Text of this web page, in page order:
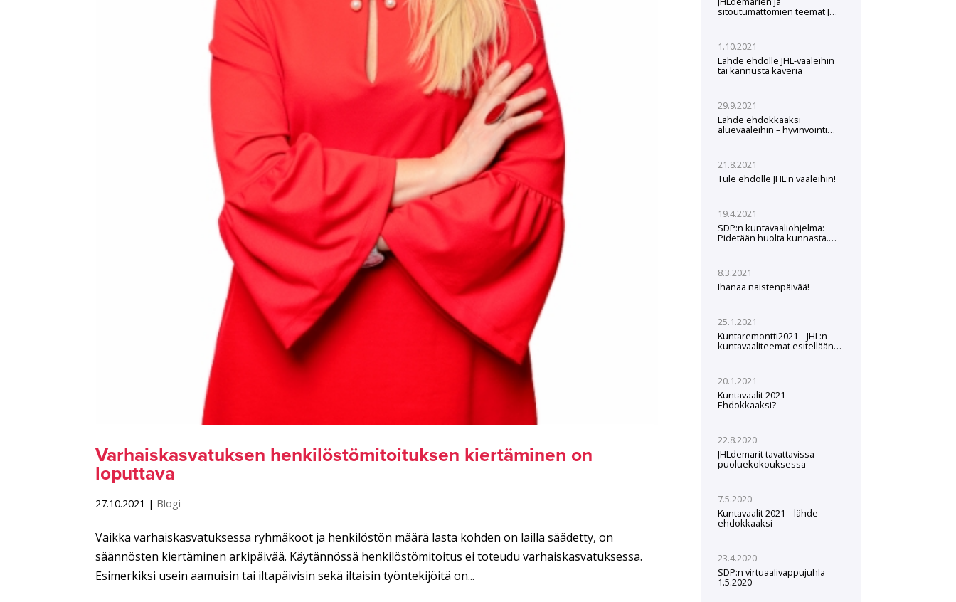
Varhaiskasvatuksen henkilöstömitoituksen kiertäminen on
loputtava
27.10.2021 | Blogi
Vaikka varhaiskasvatuksessa ryhmäkoot ja henkilöstön määrä lasta kohden on lailla säädetty, on
säännösten kiertäminen arkipäivää. Käytännössä henkilöstömitoitus ei toteudu varhaiskasvatuksessa.
Esimerkiksi usein aamuisin tai iltapäivisin sekä iltaisin työntekijöitä on...
sitoutumattomien teemat JHL-
1.10.2021
Lähde ehdolle JHL-vaaleihin
tai kannusta kaveria
29.9.2021
Lähde ehdokkaaksi
aluevaaleihin – hyvinvointi
21.8.2021
Tule ehdolle JHL:n vaaleihin!
19.4.2021
SDP:n kuntavaaliohjelma:
Pidetään huolta kunnasta.
8.3.2021
Ihanaa naistenpäivää!
25.1.2021
Kuntaremontti2021 – JHL:n
kuntavaaliteemat esitellään
20.1.2021
Kuntavaalit 2021 –
Ehdokkaaksi?
22.8.2020
JHLdemarit tavattavissa
puoluekokouksessa
7.5.2020
Kuntavaalit 2021 – lähde
ehdokkaaksi
23.4.2020
SDP:n virtuaalivappujuhla
1.5.2020